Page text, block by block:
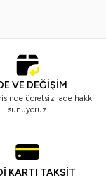
VE DEĞİŞİM
ücretsiz iade hakkı
sunuyoruz
KARTI TAKSİT